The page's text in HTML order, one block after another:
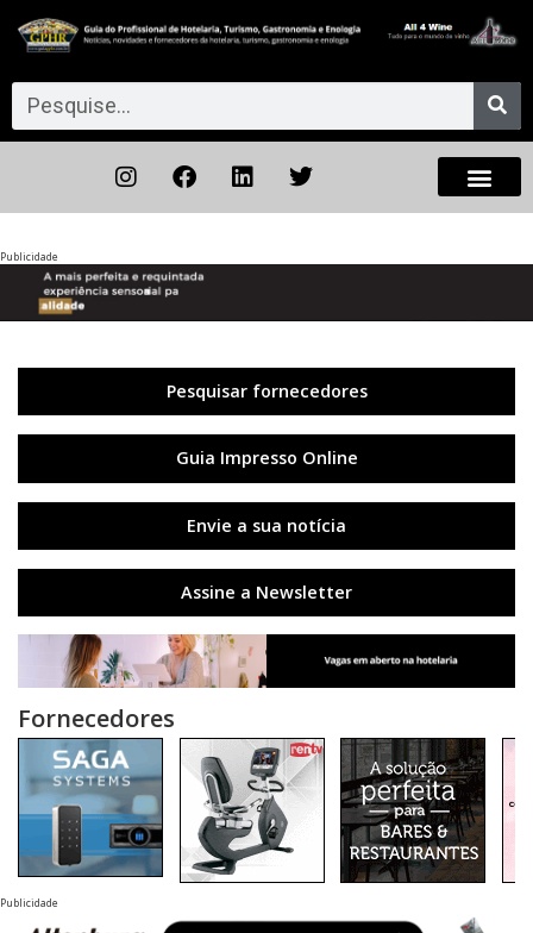
Publicidade
Pesquisar fornecedores
Guia Impresso Online
Envie a sua notícia
Assine a Newsletter
Fornecedores
Publicidade